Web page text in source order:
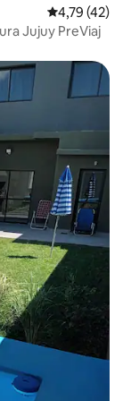
Średnia
4,79 (42)
Jujuy PreViaj